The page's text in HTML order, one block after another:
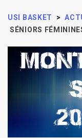
USI BASKET >
SÉNIORS